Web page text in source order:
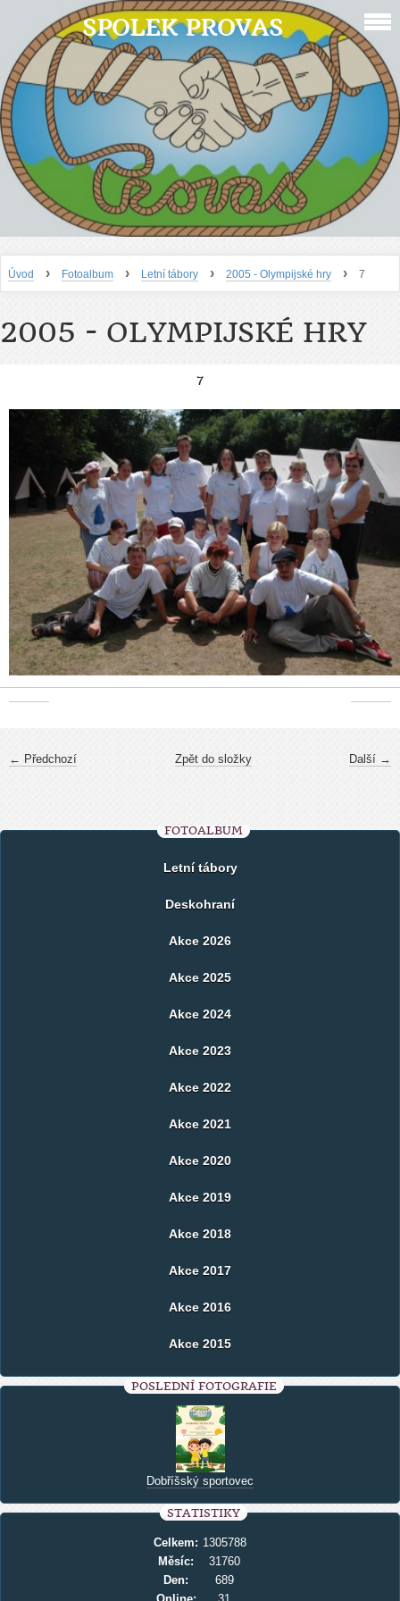
SPOLEK PROVAS
Úvod › Fotoalbum › Letní tábory › 2005 - Olympijské hry › 7
2005 - OLYMPIJSKÉ HRY
7
← Předchozí Další →
Zpět do složky
FOTOALBUM
Letní tábory
Deskohraní
Akce 2026
Akce 2025
Akce 2024
Akce 2023
Akce 2022
Akce 2021
Akce 2020
Akce 2019
Akce 2018
Akce 2017
Akce 2016
Akce 2015
POSLEDNÍ FOTOGRAFIE
Dobříšský sportovec
STATISTIKY
Celkem: 1305788
Měsíc:
31760
Den:
689